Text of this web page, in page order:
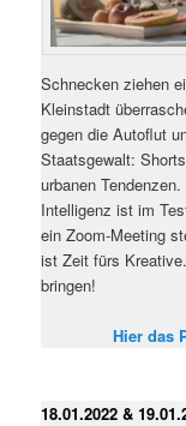
Schnecken ziehen
Kleinstadt
gegen die Autoflut
Staatsgewalt:
urbanen
Intelligenz ist im
ein Zoom-Meeting
ist Zeit fürs
bringen!
Hier das
18.01.2022 &